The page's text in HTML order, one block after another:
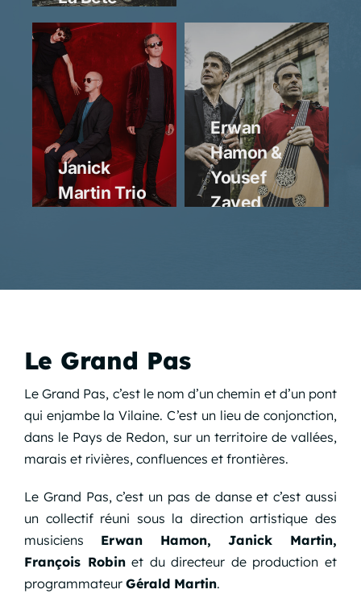
Janick
Martin Trio
Erwan
Hamon &
Yousef
Zayed
Le Grand Pas
Le Grand Pas, c’est le nom d’un chemin et d’un pont
qui enjambe la Vilaine. C’est un lieu de conjonction,
dans le Pays de Redon, sur un territoire de vallées,
marais et rivières, confluences et frontières.
Le Grand Pas, c’est un pas de danse et c’est aussi
un collectif réuni sous la direction artistique des
musiciens Erwan Hamon, Janick Martin,
François Robinet du directeur de production et
programmateur Gérald Martin.